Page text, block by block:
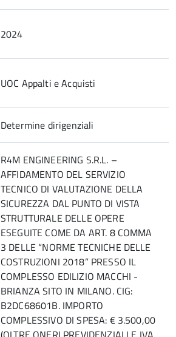
2024
UOC Appalti e Acquisti
Determine dirigenziali
R4M ENGINEERING S.R.L. –
AFFIDAMENTO DEL SERVIZIO
TECNICO DI VALUTAZIONE DELLA
SICUREZZA DAL PUNTO DI VISTA
STRUTTURALE DELLE OPERE
ESEGUITE COME DA ART. 8 COMMA
3 DELLE “NORME TECNICHE DELLE
COSTRUZIONI 2018” PRESSO IL
COMPLESSO EDILIZIO MACCHI -
BRIANZA SITO IN MILANO. CIG:
B2DC68601B. IMPORTO
COMPLESSIVO DI SPESA: € 3.500,00